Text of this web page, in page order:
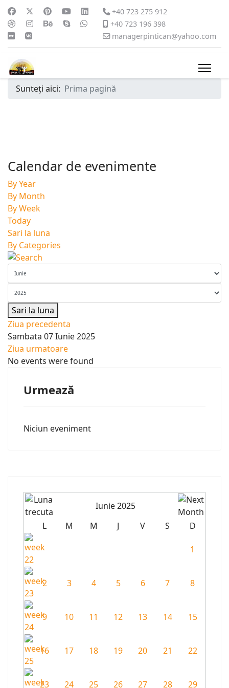
+40 723 275 912
+40 723 196 398
managerpintican@yahoo.com
Sunteți aici: Prima pagină
Calendar de evenimente
By Year
By Month
By Week
Today
Sari la luna
By Categories
Sari la luna
Ziua precedenta
Sambata 07 Iunie 2025
Ziua urmatoare
No events were found
Urmează
Niciun eveniment
Iunie 2025
L
M M J V S D
1
2 3 4 5 6 7 8
9 10 11 12 13 14 15
16 17 18 19 20 21 22
23 24 25 26 27 28 29